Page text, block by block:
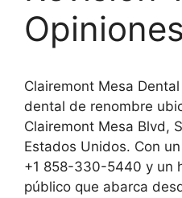
Opiniones
Clairemont Mesa
dental de renombre
Clairemont Mesa Blvd,
Estados Unidos. Con
+1 858-330-5440 y un
público que abarca